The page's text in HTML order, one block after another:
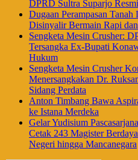
DPRD Sultra Suparjo
Dugaan Perampasan
Disinyalir Bermain Rapi
Sengketa Mesin Crusher:
Tersangka Ex-Bupati
Hukum
Sengketa Mesin Crusher
Menersangkakan Dr.
Sidang Perdata
Anton Timbang Bawa
ke Istana Merdeka
Gelar Yudisium
Cetak 243 Magister
Negeri hingga Mancanegara